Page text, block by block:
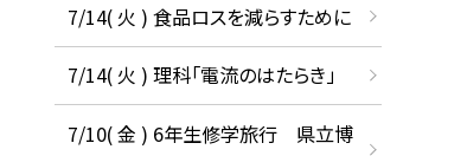
7/14( 火 ) 食品ロスを減らすために
7/14( 火 ) 理科「電流のはたらき」
7/10( 金 ) 6年生修学旅行 県立博